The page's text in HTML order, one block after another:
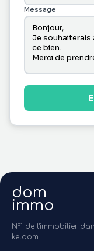
Message
dom
immo
N°1 de l'immobilier
keldom.